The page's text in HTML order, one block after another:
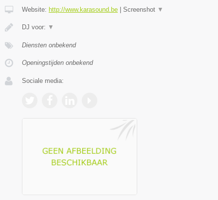
Website: http://www.karasound.be Screenshot ▼
DJ voor: ▼
Diensten onbekend
Openingstijden onbekend
Sociale media: